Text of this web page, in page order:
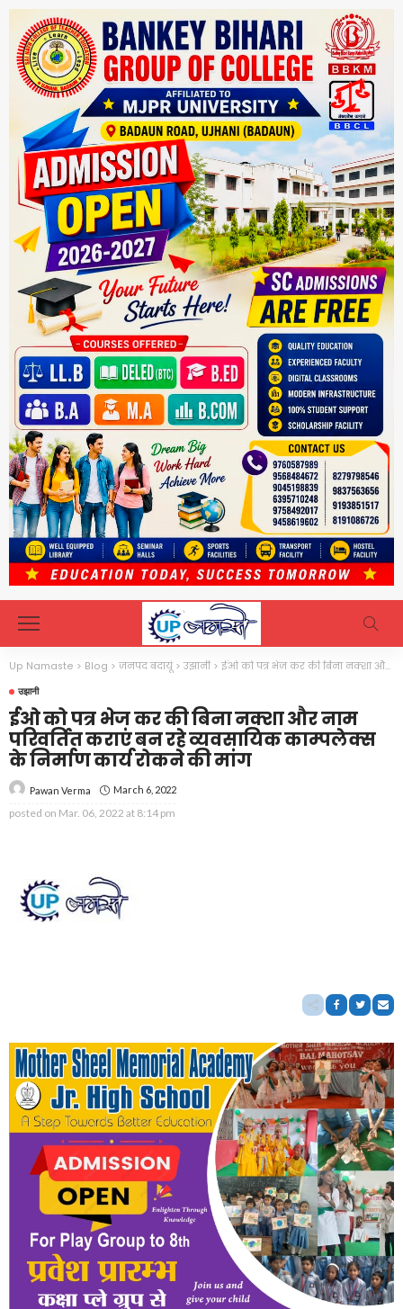
Up Namaste > Blog > जनपद बदायूं>उझानी >ईओ को पत्र भेज कर की बिना नक्शा और नाम परिवर्तित कराएं बन रहे व्यवसायिक काम्पलेक्स के निर्माण कार्य रोकने की मांग
उझानी
ईओ को पत्र भेज कर की बिना नक्शा और नाम
परिवर्तित कराएं बन रहे व्यवसायिक काम्पलेक्स
के निर्माण कार्य रोकने की मांग
Pawan Verma March 6, 2022
posted on Mar. 06, 2022 at 8:14 pm